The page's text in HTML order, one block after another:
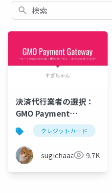
検索
決済代行業者の選択：
GMO Payment
Gatewayの利点
クレジットカード
sugichaaaan 9.7K